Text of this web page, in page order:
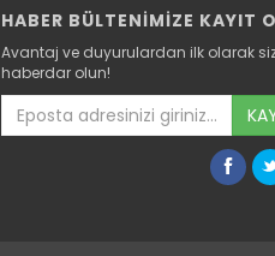
Kuş gribi ihracatı hızlandırdı
HABER BÜLTENİMİZE KAYIT
Avantaj ve duyurulardan ilk olarak
haberdar olun!